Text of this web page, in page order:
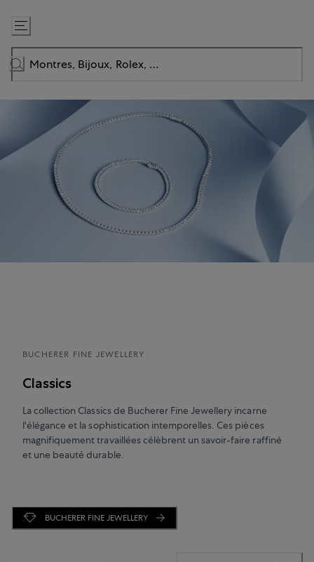
Passer
au
contenu
BUCHERER FINE JEWELLERY
Classics
La collection Classics de Bucherer Fine Jewellery incarne
l'élégance et la sophistication intemporelles. Ces pièces
magnifiquement travaillées célèbrent un savoir-faire raffiné
et une beauté durable.
BUCHERER FINE JEWELLERY